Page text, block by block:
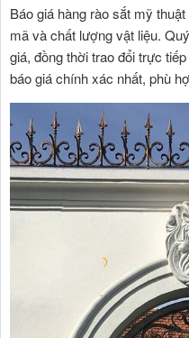
Báo giá hàng rào sắt mỹ
mã và chất lượng vật liệu.
giá, đồng thời trao đổi trực
báo giá chính xác nhất, phù